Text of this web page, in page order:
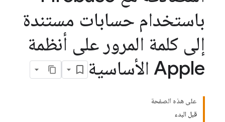
باستخدام حسابات مستندة
إلى كلمة المرور على أنظمة
Apple الأساسية
على هذه الصفحة
قبل البدء